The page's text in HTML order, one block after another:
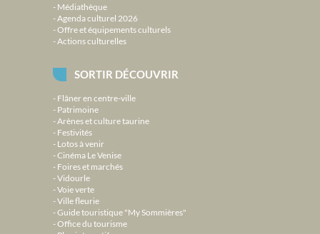
Médiathèque
Agenda culturel 2026
Offre et équipements culturels
Actions culturelles
SORTIR DÉCOUVRIR
Flâner en centre-ville
Patrimoine
Arènes et culture taurine
Festivités
Lotos à venir
Cinéma Le Venise
Foires et marchés
Vidourle
Voie verte
Ville fleurie
Guide touristique "My Sommières"
Office du tourisme